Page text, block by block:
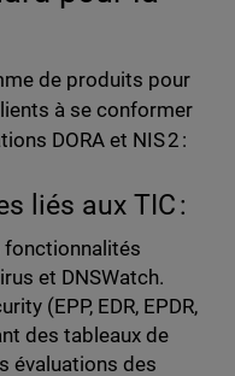
de produits pour
à se conformer
DORA et NIS 2 :
liés aux TIC :
fonctionnalités
et DNSWatch.
(EPP, EDR, EPDR,
des tableaux de
évaluations des